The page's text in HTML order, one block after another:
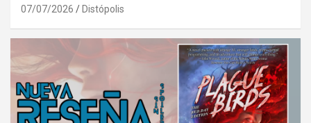
07/07/2026 Distópolis